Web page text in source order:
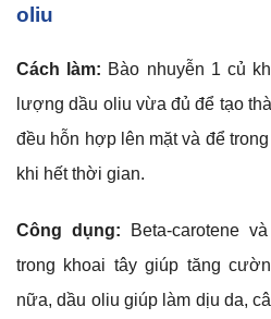
oliu
Cách làm: Bào nhuyễn 1 củ
lượng dầu oliu vừa đủ để tạo
đều hỗn hợp lên mặt và để
khi hết thời gian.
Công dụng:
Beta-carotene
trong khoai tây giúp tăng
nữa, dầu oliu giúp làm dịu da,